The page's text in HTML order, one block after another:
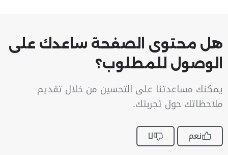
هل محتوى الصفحة ساعدك على
الوصول للمطلوب؟
يمكنك مساعدتنا على التحسين من خلال تقديم
ملاحظاتك حول تجربتك.
نعم لا